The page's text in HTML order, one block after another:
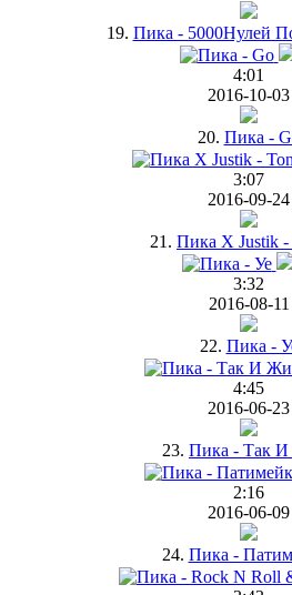
19. Пика - 5000Нулей
4:01
2016-10-03
20. Пика -
3:07
2016-09-24
21. Пика X Justik -
3:32
2016-08-11
22. Пика -
4:45
2016-06-23
23. Пика - Так
2:16
2016-06-09
24. Пика -